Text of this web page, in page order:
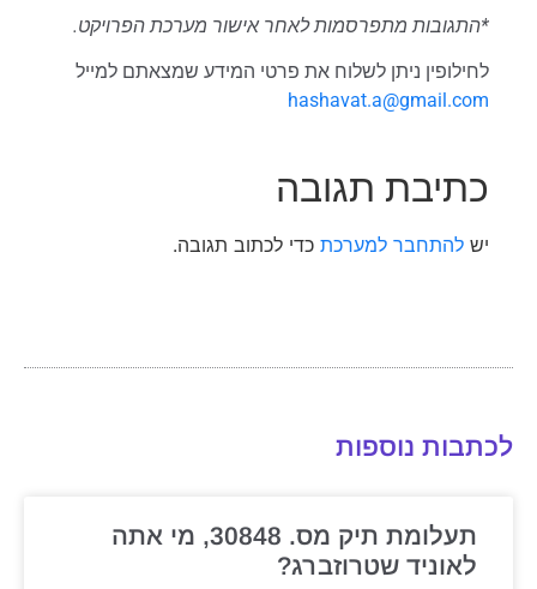
*התגובות מתפרסמות לאחר אישור מערכת הפרויקט.
לחילופין ניתן לשלוח את פרטי המידע שמצאתם למייל
hashavat.a@gmail.com
כתיבת תגובה
יש להתחבר למערכת כדי לכתוב תגובה.
לכתבות נוספות
תעלומת תיק מס. 30848, מי אתה
לאוניד שטרוזברג?